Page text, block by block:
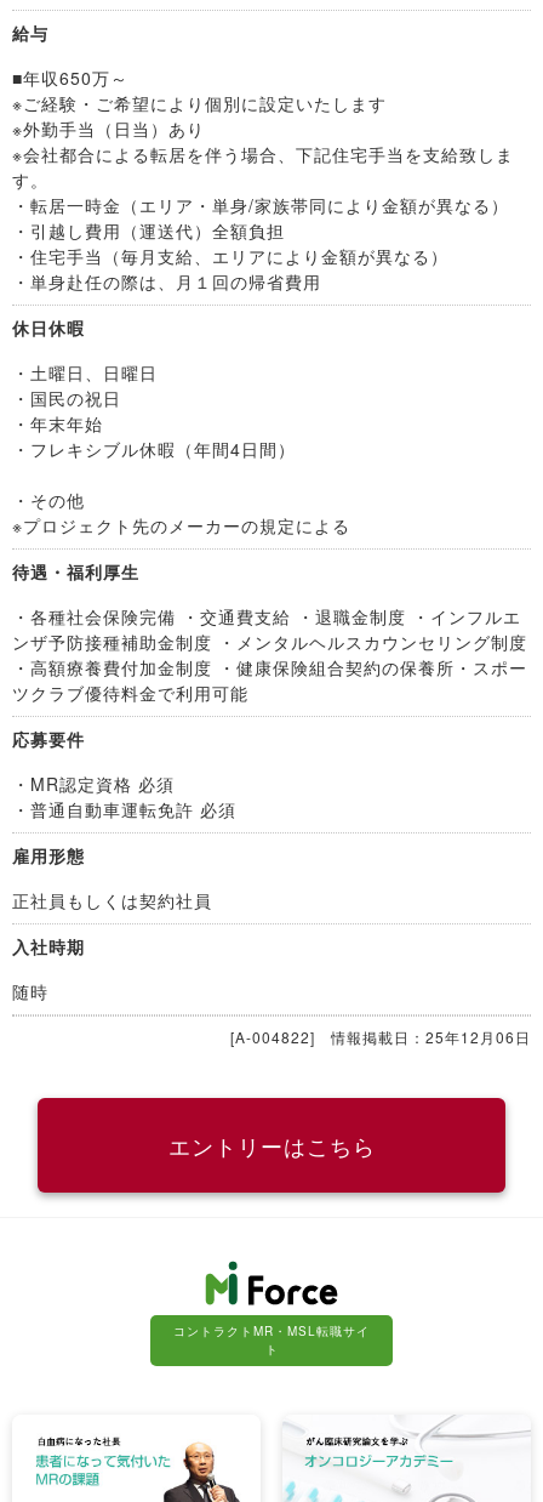
給与
■年収650万～
※ご経験・ご希望により個別に設定いたします
※外勤手当（日当）あり
※会社都合による転居を伴う場合、下記住宅手当を支給致しま
す。
・転居一時金（エリア・単身/家族帯同により金額が異なる）
・引越し費用（運送代）全額負担
・住宅手当（毎月支給、エリアにより金額が異なる）
・単身赴任の際は、月１回の帰省費用
休日休暇
・土曜日、日曜日
・国民の祝日
・年末年始
・フレキシブル休暇（年間4日間）
・その他
※プロジェクト先のメーカーの規定による
待遇・福利厚生
・各種社会保険完備 ・交通費支給 ・退職金制度 ・インフルエ
ンザ予防接種補助金制度 ・メンタルヘルスカウンセリング制度
・高額療養費付加金制度 ・健康保険組合契約の保養所・スポー
ツクラブ優待料金で利用可能
応募要件
・MR認定資格 必須
・普通自動車運転免許 必須
雇用形態
正社員もしくは契約社員
入社時期
随時
[A-004822] 情報掲載日：25年12月06日
エントリーはこちら
コントラクトMR・MSL転職サイ
ト